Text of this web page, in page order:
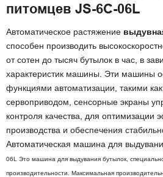
питомцев JS-6C-06L
Автоматическое растяжение
способен производить
от сотен до тысяч бутылок в час, в
характеристик машины. Эти машины
функциями автоматизации, такими
сервоприводом, сенсорные экраны
контроля качества, для оптимизации
производства и обеспечения
Автоматическая машина для
06L Это машина для выдувания бутылок,
производительности. Максимальная